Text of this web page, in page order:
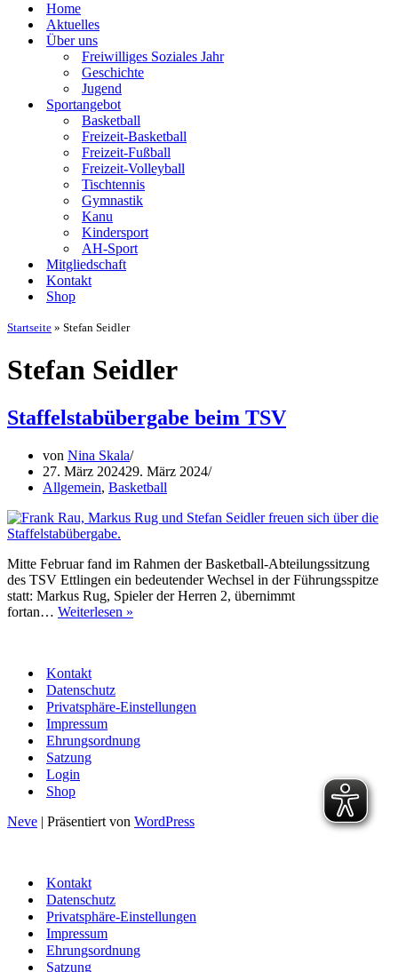
Home
Aktuelles
Über uns
Freiwilliges Soziales Jahr
Geschichte
Jugend
Sportangebot
Basketball
Freizeit-Basketball
Freizeit-Fußball
Freizeit-Volleyball
Tischtennis
Gymnastik
Kanu
Kindersport
AH-Sport
Mitgliedschaft
Kontakt
Shop
Startseite » Stefan Seidler
Stefan Seidler
Staffelstabübergabe beim TSV
von Nina Skala
27. März 202429. März 2024
Allgemein, Basketball
Mitte Februar fand im Rahmen der Basketball-Abteilungssitzung
des TSV Ettlingen ein bedeutender Wechsel in der Führungsspitze
statt: Markus Rug, Spieler der Herren 2, übernimmt
fortan… Weiterlesen »
Kontakt
Datenschutz
Privatsphäre-Einstellungen
Impressum
Ehrungsordnung
Satzung
Login
Shop
Neve | Präsentiert von WordPress
Kontakt
Datenschutz
Privatsphäre-Einstellungen
Impressum
Ehrungsordnung
Satzung